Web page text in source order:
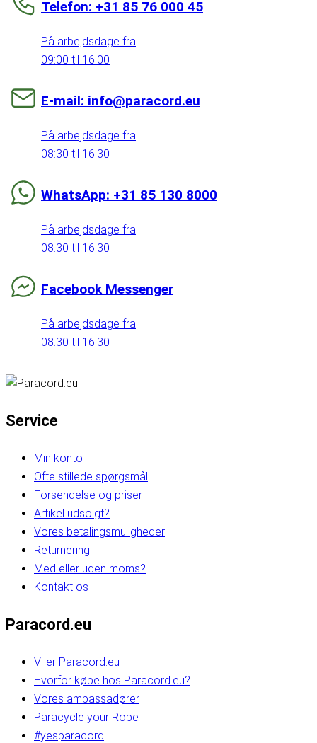
Telefon: +31 85 76 000 45
På arbejdsdage fra
09:00 til 16:00
E-mail: info@paracord.eu
På arbejdsdage fra
08:30 til 16:30
WhatsApp: +31 85 130 8000
På arbejdsdage fra
08:30 til 16:30
Facebook Messenger
På arbejdsdage fra
08:30 til 16:30
Service
Min konto
Ofte stillede spørgsmål
Forsendelse og priser
Artikel udsolgt?
Vores betalingsmuligheder
Returnering
Med eller uden moms?
Kontakt os
Paracord.eu
Vi er Paracord.eu
Hvorfor købe hos Paracord.eu?
Vores ambassadører
Paracycle your Rope
#yesparacord